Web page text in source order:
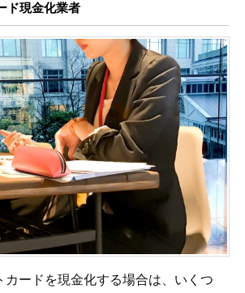
ド現金化業者
カードを現金化する場合は、いくつ